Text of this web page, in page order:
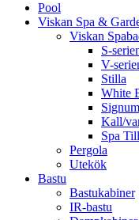
Pool
Viskan Spa &
Viskan
S-
V-
Stilla
White
Signum
Kall/
Spa
Pergola
Utekök
Bastu
Bastukabiner
IR-bastu